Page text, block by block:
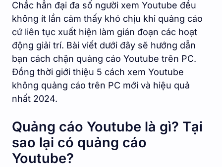
Chắc hẳn đại đa số người xem Youtube đều
không ít lần cảm thấy khó chịu khi quảng cáo
cứ liên tục xuất hiện làm gián đoạn các hoạt
động giải trí. Bài viết dưới đây sẽ hướng dẫn
bạn cách chặn quảng cáo Youtube trên PC.
Đồng thời giới thiệu 5 cách xem Youtube
không quảng cáo trên PC mới và hiệu quả
nhất 2024.
Quảng cáo Youtube là gì? Tại
sao lại có quảng cáo
Youtube?